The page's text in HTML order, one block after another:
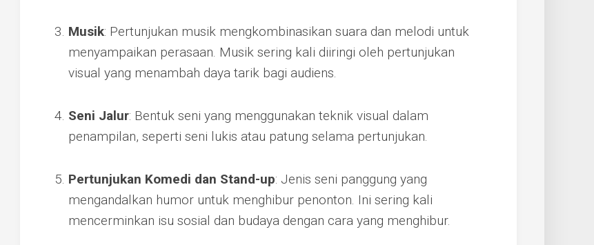
Musik: Pertunjukan musik mengkombinasikan suara dan melodi untuk
menyampaikan perasaan. Musik sering kali diiringi oleh pertunjukan
visual yang menambah daya tarik bagi audiens.
Seni Jalur: Bentuk seni yang menggunakan teknik visual dalam
penampilan, seperti seni lukis atau patung selama pertunjukan.
Pertunjukan Komedi dan Stand-up: Jenis seni panggung yang
mengandalkan humor untuk menghibur penonton. Ini sering kali
mencerminkan isu sosial dan budaya dengan cara yang menghibur.